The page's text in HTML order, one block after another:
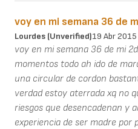
voy en mi semana 36 de
Lourdes (unverified)19 Abr 2015
voy en mi semana 36 de mi
momentos todo ah ido de
una circular de cordon
verdad estoy aterrada xq no
riesgos que desencadenan y
experiencia de ser madre por